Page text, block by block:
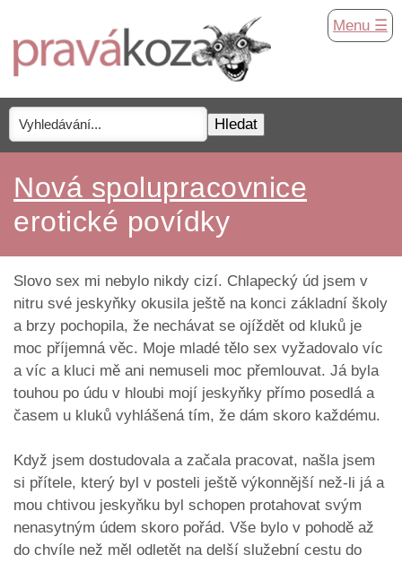
Menu ☰
Nová spolupracovnice
erotické povídky
Slovo sex mi nebylo nikdy cizí. Chlapecký úd jsem v
nitru své jeskyňky okusila ještě na konci základní školy
a brzy pochopila, že nechávat se ojíždět od kluků je
moc příjemná věc. Moje mladé tělo sex vyžadovalo víc
a víc a kluci mě ani nemuseli moc přemlouvat. Já byla
touhou po údu v hloubi mojí jeskyňky přímo posedlá a
časem u kluků vyhlášená tím, že dám skoro každému.
Když jsem dostudovala a začala pracovat, našla jsem
si přítele, který byl v posteli ještě výkonnější než-li já a
mou chtivou jeskyňku byl schopen protahovat svým
nenasytným údem skoro pořád. Vše bylo v pohodě až
do chvíle než měl odletět na delší služební cestu do